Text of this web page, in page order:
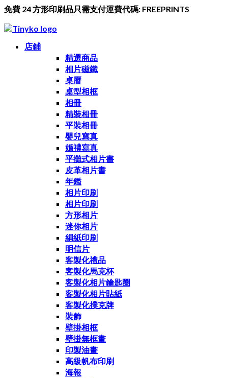
免費 24 方形印刷品只需支付運費代碼: FREEPRINTS
店鋪
精選商品
相片磁鐵
桌曆
桌型相框
相冊
精裝相冊
平裝相冊
嬰兒寫真
婚禮寫真
平攤式相片書
皮革相片書
年鑑
相片印刷
相片印刷
方形相片
迷你相片
絹紙印刷
明信片
客製化禮品
客製化馬克杯
客製化相片鑰匙圈
客製化相片貼紙
客製化撲克牌
裝飾
壁掛相框
壁掛無框畫
印製油畫
高級帆布印刷
海報